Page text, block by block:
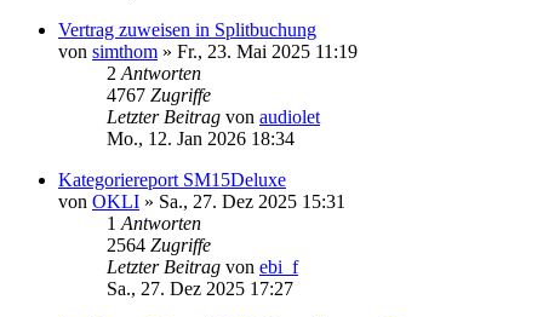
Vertrag zuweisen in Splitbuchung
von simthom » Fr., 23. Mai 2025 11:19
2 Antworten
4767 Zugriffe
Letzter Beitrag von audiolet
Mo., 12. Jan 2026 18:34
Kategoriereport SM15Deluxe
von OKLI » Sa., 27. Dez 2025 15:31
1 Antworten
2564 Zugriffe
Letzter Beitrag von ebi_f
Sa., 27. Dez 2025 17:27